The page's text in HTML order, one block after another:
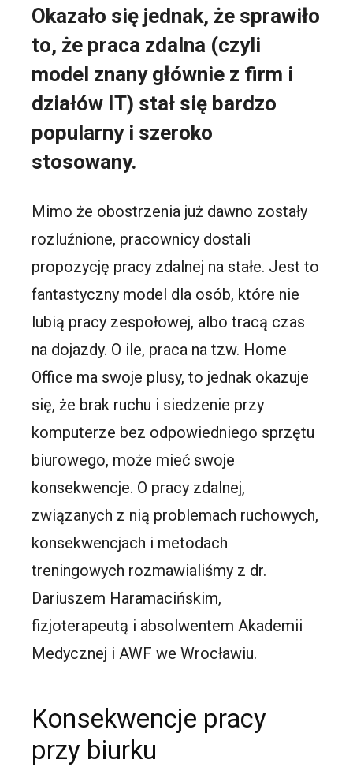
Okazało się jednak, że sprawiło
to, że praca zdalna (czyli
model znany głównie z firm i
działów IT) stał się bardzo
popularny i szeroko
stosowany.
Mimo że obostrzenia już dawno zostały
rozluźnione, pracownicy dostali
propozycję pracy zdalnej na stałe. Jest to
fantastyczny model dla osób, które nie
lubią pracy zespołowej, albo tracą czas
na dojazdy. O ile, praca na tzw. Home
Office ma swoje plusy, to jednak okazuje
się, że brak ruchu i siedzenie przy
komputerze bez odpowiedniego sprzętu
biurowego, może mieć swoje
konsekwencje. O pracy zdalnej,
związanych z nią problemach ruchowych,
konsekwencjach i metodach
treningowych rozmawialiśmy z dr.
Dariuszem Haramacińskim,
fizjoterapeutą i absolwentem Akademii
Medycznej i AWF we Wrocławiu.
Konsekwencje pracy
przy biurku